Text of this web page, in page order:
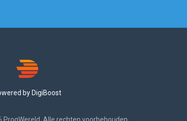
by DigiBoost